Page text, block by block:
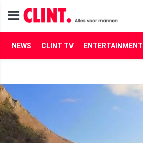
NEWS CLINT TV ENTERTAINMENT